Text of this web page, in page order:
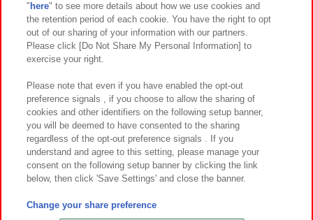
関連会社 サステナビリティ サイトポリシー
プライバシーポリシー ウェブアクセシビリティ方針と検証結果
お取引先さまとともに
カスタマーハラスメント対応方針 よくあるご質問・お問い合わせ
©Bandai Namco Amusement Inc.
©Bandai Namco Amusement Lab Inc.
" here" to see more details about how we use cookies and
the retention period of each cookie. You have the right to opt
out of our sharing of your information with our partners.
Please click [Do Not Share My Personal Information] to
exercise your right.
Please note that even if you have enabled the opt-out
preference signals , if you choose to allow the sharing of
cookies and other identifiers on the following setup banner,
you will be deemed to have consented to the sharing
regardless of the opt-out preference signals . If you
understand and agree to this setting, please manage your
consent on the following setup banner by clicking the link
below, then click 'Save Settings' and close the banner.
Change your share preference